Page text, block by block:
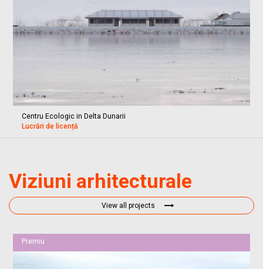
Centru Ecologic in Delta Dunarii
Lucrări de licență
Viziuni arhitecturale
View all projects
Premiu